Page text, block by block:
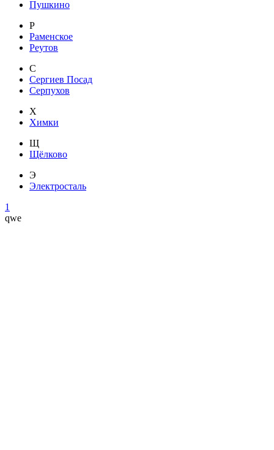
Пушкино
Р
Раменское
Реутов
С
Сергиев Посад
Серпухов
Х
Химки
Щ
Щёлково
Э
Электросталь
1
qwe